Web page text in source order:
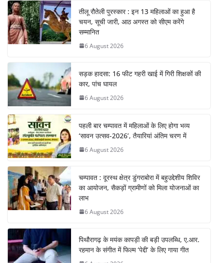
तीलू रौतेली पुरस्कार : इन 13 महिलाओं का हुआ है
चयन, सूची जारी, आठ अगस्त को सीएम करेंगे
सम्मानित
6 August 2026
सड़क हादसा: 16 फीट गहरी खाई में गिरी शिक्षकों की
कार, पांच घायल
6 August 2026
पहली बार चम्पावत में महिलाओं के लिए होगा भव्य
‘सावन उत्सव-2026’, तैयारियां अंतिम चरण में
6 August 2026
चम्पावत : दूरस्थ क्षेत्र डुंगराबोरा में बहुउद्देशीय शिविर
का आयोजन, सैकड़ों ग्रामीणों को मिला योजनाओं का
लाभ
6 August 2026
पिथौरागढ़ के मयंक कापड़ी की बड़ी उपलब्धि, ए.आर.
रहमान के संगीत में फिल्म ‘पेद्दी’ के लिए गाया गीत